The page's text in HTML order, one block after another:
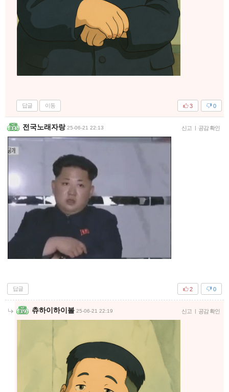
답글 이동 0
3
전국노래자랑 25-06-21 22:13 신고 | 공감 확인
답글 0
2
츄하이하이볼 25-06-21 22:19 신고 공감 확인